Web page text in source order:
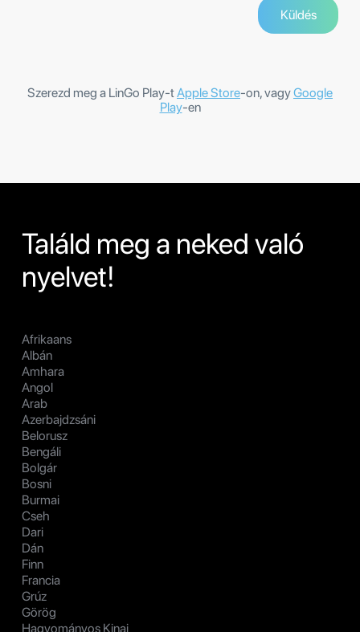
Szerezd meg a LinGo Play-tApple Store-on, vagyGoogle
Play-en
Találd meg a neked való
nyelvet!
Afrikaans
Albán
Amhara
Angol
Arab
Azerbajdzsáni
Belorusz
Bengáli
Bolgár
Bosni
Burmai
Cseh
Dari
Dán
Finn
Francia
Grúz
Görög
Hagyományos Kinai